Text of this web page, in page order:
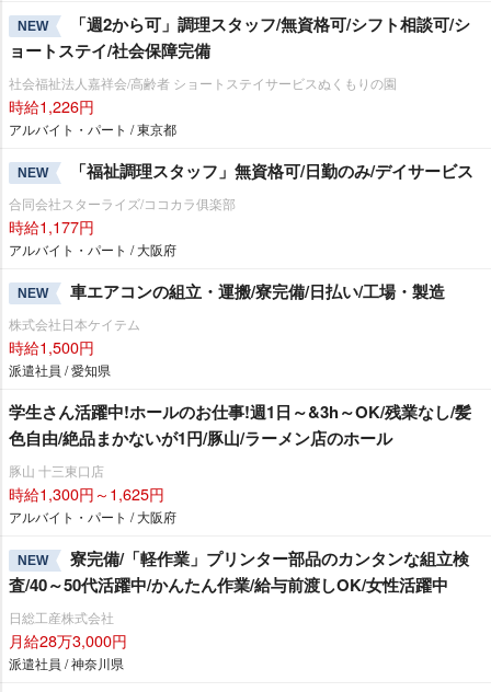
NEW
「週2から可」調理スタッフ/無資格可/シフト相談可/シ
ョートステイ/社会保障完備
社会福祉法人嘉祥会/高齢者 ショートステイサービスぬくもりの園
時給1,226円
アルバイト・パート / 東京都
NEW 「福祉調理スタッフ」無資格可/日勤のみ/デイサービス
合同会社スターライズ/ココカラ俱楽部
時給1,177円
アルバイト・パート / 大阪府
NEW 車エアコンの組立・運搬/寮完備/日払い/工場・製造
株式会社日本ケイテム
時給1,500円
派遣社員 / 愛知県
学生さん活躍中!ホールのお仕事!週1日～&3h～OK/残業なし/髪
色自由/絶品まかないが1円/豚山/ラーメン店のホール
豚山 十三東口店
時給1,300円～1,625円
アルバイト・パート / 大阪府
NEW
寮完備/「軽作業」プリンター部品のカンタンな組立検
査/40～50代活躍中/かんたん作業/給与前渡しOK/女性活躍中
日総工産株式会社
月給28万3,000円
派遣社員 / 神奈川県